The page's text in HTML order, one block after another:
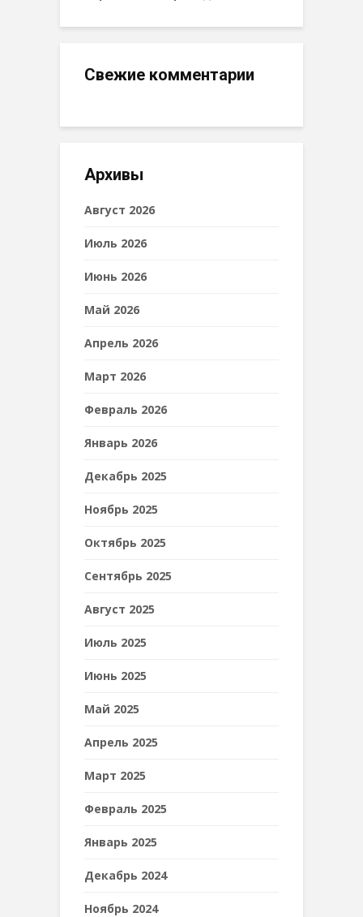
Свежие комментарии
Архивы
Август 2026
Июль 2026
Июнь 2026
Май 2026
Апрель 2026
Март 2026
Февраль 2026
Январь 2026
Декабрь 2025
Ноябрь 2025
Октябрь 2025
Сентябрь 2025
Август 2025
Июль 2025
Июнь 2025
Май 2025
Апрель 2025
Март 2025
Февраль 2025
Январь 2025
Декабрь 2024
Ноябрь 2024